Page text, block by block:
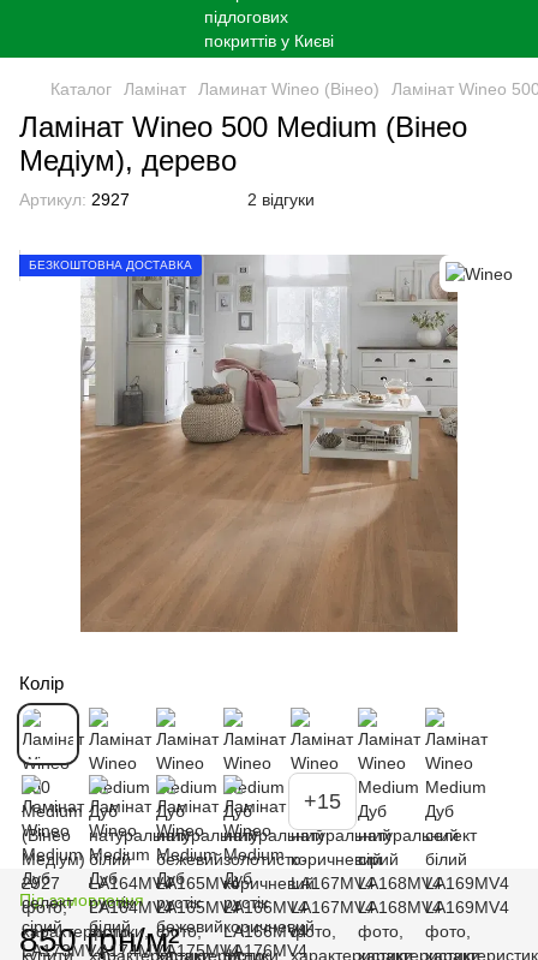
Каталог Ламінат Ламинат Wineo (Вінео) Ламінат Wineo
Ламінат Wineo 500 Medium (Вінео
Медіум), дерево
Артикул: 2927 2 відгуки
БЕЗКОШТОВНА ДОСТАВКА
Колір
+15
Під замовлення
850 грн/м²